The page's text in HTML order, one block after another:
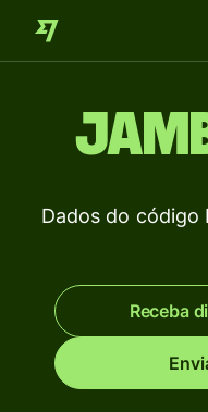
Dados do código
Receba